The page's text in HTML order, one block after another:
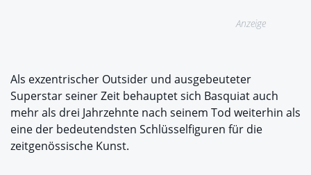
Anzeige
Als exzentrischer Outsider und ausgebeuteter
Superstar seiner Zeit behauptet sich Basquiat auch
mehr als drei Jahrzehnte nach seinem Tod weiterhin als
eine der bedeutendsten Schlüsselfiguren für die
zeitgenössische Kunst.